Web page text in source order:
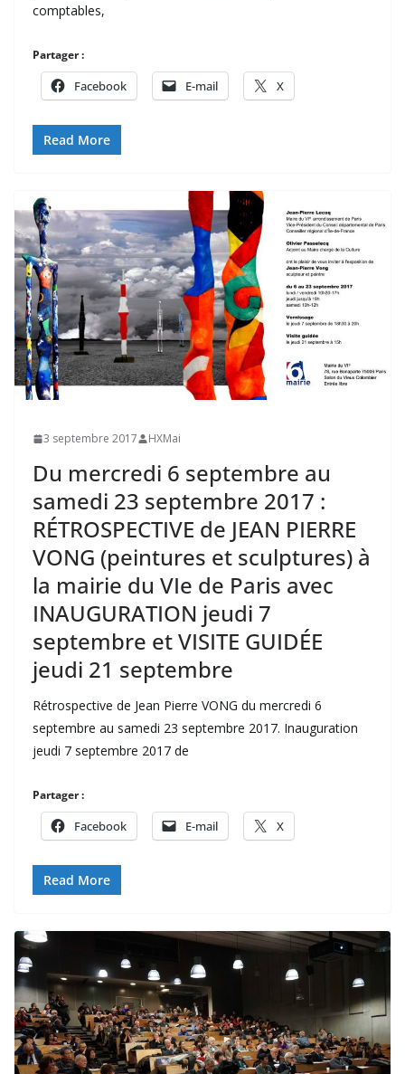
comptables,
Partager :
Facebook E-mail X
Read More
3 septembre 2017 HXMai
Du mercredi 6 septembre au
samedi 23 septembre 2017 :
RÉTROSPECTIVE de JEAN PIERRE
VONG (peintures et sculptures) à
la mairie du VIe de Paris avec
INAUGURATION jeudi 7
septembre et VISITE GUIDÉE
jeudi 21 septembre
Rétrospective de Jean Pierre VONG du mercredi 6
septembre au samedi 23 septembre 2017. Inauguration
jeudi 7 septembre 2017 de
Partager :
Facebook E-mail X
Read More